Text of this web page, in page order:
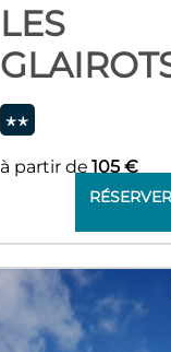
LES
RÉSERVER
à partir de 105 €